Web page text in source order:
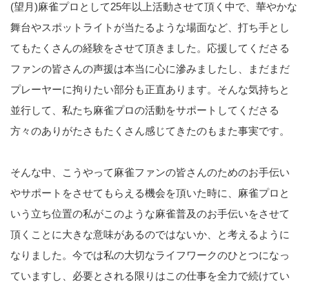
(望月)麻雀プロとして25年以上活動させて頂く中で、華やかな
舞台やスポットライトが当たるような場面など、打ち手とし
てもたくさんの経験をさせて頂きました。応援してくださる
ファンの皆さんの声援は本当に心に滲みましたし、まだまだ
プレーヤーに拘りたい部分も正直あります。そんな気持ちと
並行して、私たち麻雀プロの活動をサポートしてくださる
方々のありがたさもたくさん感じてきたのもまた事実です。
そんな中、こうやって麻雀ファンの皆さんのためのお手伝い
やサポートをさせてもらえる機会を頂いた時に、麻雀プロと
いう立ち位置の私がこのような麻雀普及のお手伝いをさせて
頂くことに大きな意味があるのではないか、と考えるように
なりました。今では私の大切なライフワークのひとつになっ
ていますし、必要とされる限りはこの仕事を全力で続けてい